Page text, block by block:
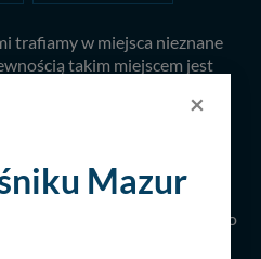
trafiamy w miejsca nieznane
takim miejscem jest
Łuknajno, skąd rozpościera
i okoliczny rezerwat. Na
dla turystów i wodniaków
kolonia łabędzia
odwiedzić latem i dodać je do
×
Mazur